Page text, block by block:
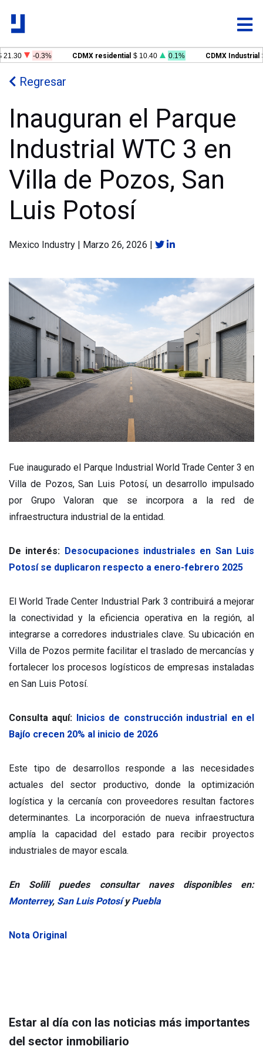
21.30 -0.3% CDMX residential $ 10.40 0.1% CDMX Industrial
Regresar
Inauguran el Parque
Industrial WTC 3 en
Villa de Pozos, San
Luis Potosí
Mexico Industry | Marzo 26, 2026 |
Fue inaugurado el Parque Industrial World Trade Center 3 en
Villa de Pozos, San Luis Potosí, un desarrollo impulsado
por Grupo Valoran que se incorpora a la red de
infraestructura industrial de la entidad.
De interés: Desocupaciones industriales en San Luis
Potosí se duplicaron respecto a enero-febrero 2025
El World Trade Center Industrial Park 3 contribuirá a mejorar
la conectividad y la eficiencia operativa en la región, al
integrarse a corredores industriales clave. Su ubicación en
Villa de Pozos permite facilitar el traslado de mercancías y
fortalecer los procesos logísticos de empresas instaladas
en San Luis Potosí.
Consulta aquí: Inicios de construcción industrial en el
Bajío crecen 20% al inicio de 2026
Este tipo de desarrollos responde a las necesidades
actuales del sector productivo, donde la optimización
logística y la cercanía con proveedores resultan factores
determinantes. La incorporación de nueva infraestructura
amplía la capacidad del estado para recibir proyectos
industriales de mayor escala.
En Solili puedes consultar naves disponibles en:
Monterrey, San Luis PotosíyPuebla
Nota Original
Estar al día con las noticias más importantes
del sector inmobiliario